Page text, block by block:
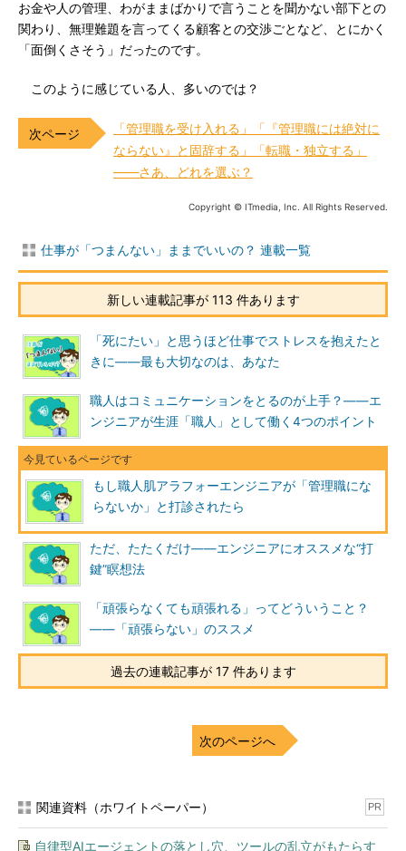
お金や人の管理、わがままばかりで言うことを聞かない部下との
関わり、無理難題を言ってくる顧客との交渉ごとなど、とにかく
「面倒くさそう」だったのです。
このように感じている人、多いのでは？
「管理職を受け入れる」「『管理職には絶対に
ならない』と固辞する」「転職・独立する」
――さあ、どれを選ぶ？
Copyright © ITmedia, Inc. All Rights Reserved.
仕事が「つまんない」ままでいいの？ 連載一覧
新しい連載記事が 113 件あります
「死にたい」と思うほど仕事でストレスを抱えたと
きに――最も大切なのは、あなた
職人はコミュニケーションをとるのが上手？――エ
ンジニアが生涯「職人」として働く4つのポイント
もし職人肌アラフォーエンジニアが「管理職にな
らないか」と打診されたら
ただ、たたくだけ――エンジニアにオススメな“打
鍵”瞑想法
「頑張らなくても頑張れる」ってどういうこと？
――「頑張らない」のススメ
過去の連載記事が 17 件あります
次のページへ
関連資料（ホワイトペーパー） PR
自律型AIエージェントの落とし穴、ツールの乱立がもたらす